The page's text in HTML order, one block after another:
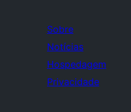
Sobre
Notícias
Hospedagem
Privacidade